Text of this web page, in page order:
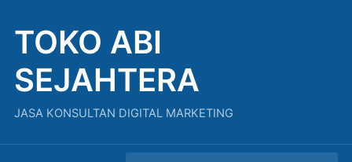
TOKO ABI
SEJAHTERA
JASA KONSULTAN DIGITAL MARKETING